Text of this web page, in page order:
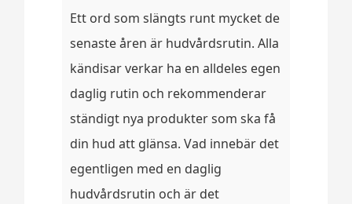
Ett ord som slängts runt mycket de
senaste åren är hudvårdsrutin. Alla
kändisar verkar ha en alldeles egen
daglig rutin och rekommenderar
ständigt nya produkter som ska få
din hud att glänsa. Vad innebär det
egentligen med en daglig
hudvårdsrutin och är det